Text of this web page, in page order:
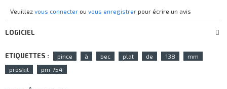
Veuillez vous connecter ou vous enregistrer pour écrire un avis
LOGICIEL
ETIQUETTES : pince à bec plat de 138
mm
proskit
pm-754